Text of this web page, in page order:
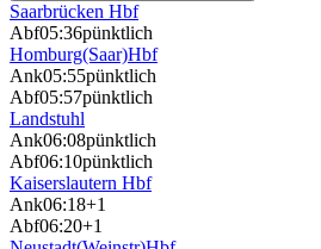
Saarbrücken Hbf
Abf05:36pünktlich
Homburg(Saar)Hbf
Ank05:55pünktlich
Abf05:57pünktlich
Landstuhl
Ank06:08pünktlich
Abf06:10pünktlich
Kaiserslautern Hbf
Ank06:18+1
Abf06:20+1